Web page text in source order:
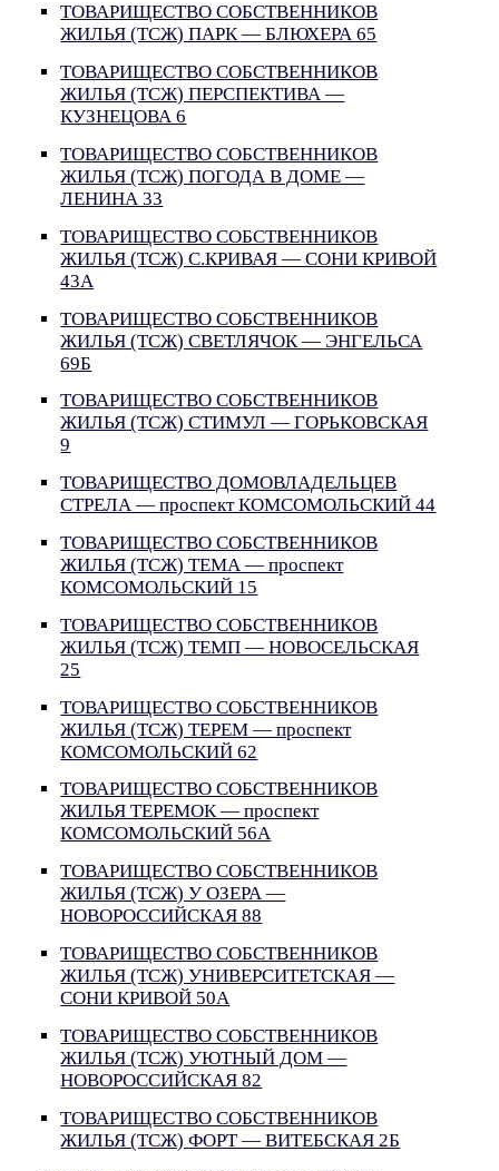
ТОВАРИЩЕСТВО СОБСТВЕННИКОВ
ЖИЛЬЯ (ТСЖ) ПАРК — БЛЮХЕРА 65
ТОВАРИЩЕСТВО СОБСТВЕННИКОВ
ЖИЛЬЯ (ТСЖ) ПЕРСПЕКТИВА —
КУЗНЕЦОВА 6
ТОВАРИЩЕСТВО СОБСТВЕННИКОВ
ЖИЛЬЯ (ТСЖ) ПОГОДА В ДОМЕ —
ЛЕНИНА 33
ТОВАРИЩЕСТВО СОБСТВЕННИКОВ
ЖИЛЬЯ (ТСЖ) С.КРИВАЯ — СОНИ КРИВОЙ
43А
ТОВАРИЩЕСТВО СОБСТВЕННИКОВ
ЖИЛЬЯ (ТСЖ) СВЕТЛЯЧОК — ЭНГЕЛЬСА
69Б
ТОВАРИЩЕСТВО СОБСТВЕННИКОВ
ЖИЛЬЯ (ТСЖ) СТИМУЛ — ГОРЬКОВСКАЯ
9
ТОВАРИЩЕСТВО ДОМОВЛАДЕЛЬЦЕВ
СТРЕЛА — проспект КОМСОМОЛЬСКИЙ 44
ТОВАРИЩЕСТВО СОБСТВЕННИКОВ
ЖИЛЬЯ (ТСЖ) ТЕМА — проспект
КОМСОМОЛЬСКИЙ 15
ТОВАРИЩЕСТВО СОБСТВЕННИКОВ
ЖИЛЬЯ (ТСЖ) ТЕМП — НОВОСЕЛЬСКАЯ
25
ТОВАРИЩЕСТВО СОБСТВЕННИКОВ
ЖИЛЬЯ (ТСЖ) ТЕРЕМ — проспект
КОМСОМОЛЬСКИЙ 62
ТОВАРИЩЕСТВО СОБСТВЕННИКОВ
ЖИЛЬЯ ТЕРЕМОК — проспект
КОМСОМОЛЬСКИЙ 56А
ТОВАРИЩЕСТВО СОБСТВЕННИКОВ
ЖИЛЬЯ (ТСЖ) У ОЗЕРА —
НОВОРОССИЙСКАЯ 88
ТОВАРИЩЕСТВО СОБСТВЕННИКОВ
ЖИЛЬЯ (ТСЖ) УНИВЕРСИТЕТСКАЯ —
СОНИ КРИВОЙ 50А
ТОВАРИЩЕСТВО СОБСТВЕННИКОВ
ЖИЛЬЯ (ТСЖ) УЮТНЫЙ ДОМ —
НОВОРОССИЙСКАЯ 82
ТОВАРИЩЕСТВО СОБСТВЕННИКОВ
ЖИЛЬЯ (ТСЖ) ФОРТ — ВИТЕБСКАЯ 2Б